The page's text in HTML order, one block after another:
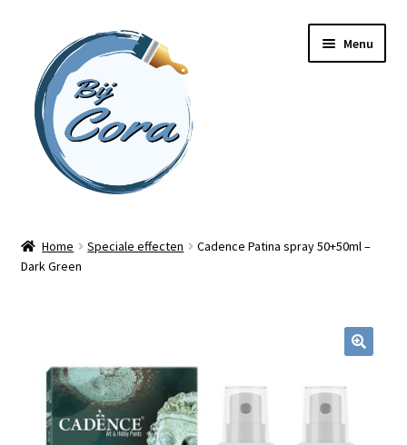
naar
navigatie
inhoud
Menu
Workshops
Shop
Blog / DIY / Tutorials
Home Speciale effecten
Cadence Patina spray 50+50ml –
Dark Green